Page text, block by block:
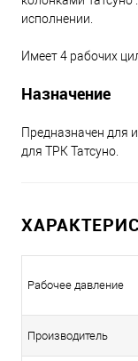
исполнении.
Имеет 4 рабочих
Назначение
Предназначен для
для ТРК Татсуно.
Рабочее давление
Производитель